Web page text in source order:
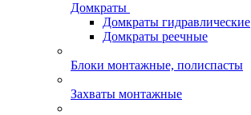
Домкраты
Домкраты гидравлические
Домкраты реечные
Блоки монтажные, полиспасты
Захваты монтажные